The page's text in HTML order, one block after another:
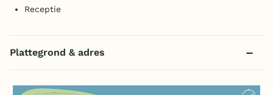
Receptie
Plattegrond & adres